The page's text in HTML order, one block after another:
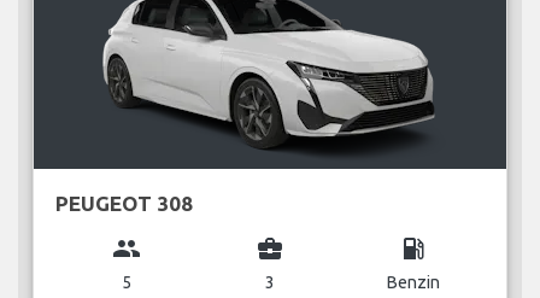
PEUGEOT 308
group
5
business_center
3
local_gas_station
Benzin